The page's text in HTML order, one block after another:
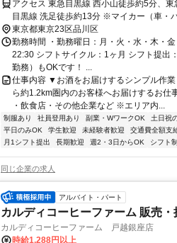
アクセス 東急目黒線 西小山徒歩約5分、
目黒線 洗足徒歩約13分 ※マイカー（車・
東京都東京23区品川区
勤務時間 ・勤務曜日：月・火・水・木・
22:30 シフトサイクル：1ヶ月 シフト提出
勤務）もOKです！ ...
仕事内容 ▼お酒をお届けするシンプル作
ら約1.2km圏内のお客様へお届けするお
・飲食店・その他企業など ※エリア内...
制服あり 社員登用あり 副業・WワークOK 土日祝
平日のみOK
学生歓迎 未経験者歓迎 交通費全額支
月1シフト提出
長期歓迎 週2・3日からOK シフト制
同じ企業の求人
アルバイト・パート
カルディコーヒーファーム 販売・
カルディコーヒーファーム 戸越銀座店
時給1,288円以上